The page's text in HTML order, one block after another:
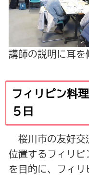
講師の説明に耳
フィリピン料
５日
桜川市の友好交
位置するフィリピ
を目的に、フィ